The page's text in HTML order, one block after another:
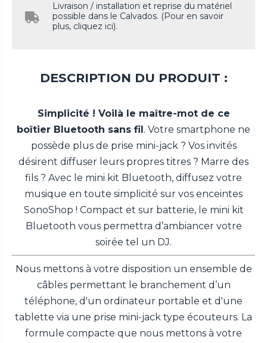
Livraison / installation et reprise du matériel
possible dans le Calvados. (Pour en savoir
plus, cliquez ici).
DESCRIPTION DU PRODUIT :
Simplicité ! Voilà le maître-mot de ce
boîtier Bluetooth sans fil . Votre smartphone ne
possède plus de prise mini-jack ? Vos invités
désirent diffuser leurs propres titres ? Marre des
fils ? Avec le mini kit Bluetooth, diffusez votre
musique en toute simplicité sur vos enceintes
SonoShop ! Compact et sur batterie, le mini kit
Bluetooth vous permettra d’ambiancer votre
soirée tel un DJ.
Nous mettons à votre disposition un ensemble de
câbles permettant le branchement d’un
téléphone, d'un ordinateur portable et d'une
tablette via une prise mini-jack type écouteurs. La
formule compacte que nous mettons à votre